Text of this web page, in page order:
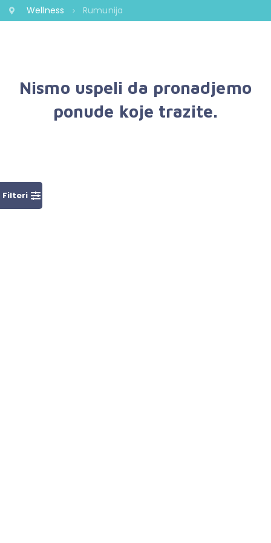
Wellness Rumunija
Filteri
Nismo uspeli da pronadjemo
ponude koje trazite.